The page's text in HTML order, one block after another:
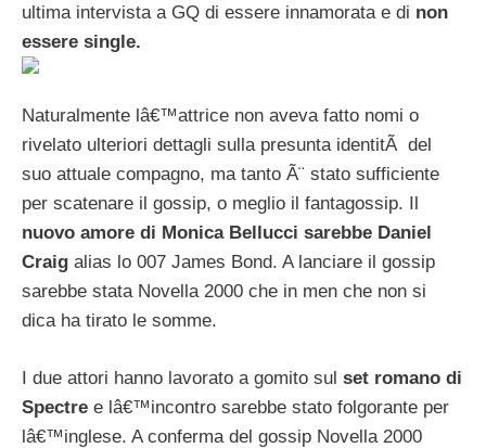
ultima intervista a GQ di essere innamorata e di non
essere single.
Naturalmente lâ€™attrice non aveva fatto nomi o
rivelato ulteriori dettagli sulla presunta identitÃ del
suo attuale compagno, ma tanto Ã¨ stato sufficiente
per scatenare il gossip, o meglio il fantagossip. Il
nuovo amore di Monica Bellucci sarebbe Daniel
Craig alias lo 007 James Bond. A lanciare il gossip
sarebbe stata Novella 2000 che in men che non si
dica ha tirato le somme.
I due attori hanno lavorato a gomito sul set romano di
Spectre e lâ€™incontro sarebbe stato folgorante per
lâ€™inglese. A conferma del gossip Novella 2000